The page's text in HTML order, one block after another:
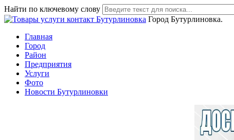
Найти по ключевому слову
Город Бутурлиновка.
Главная
Город
Район
Предприятия
Услуги
Фото
Новости Бутурлиновки